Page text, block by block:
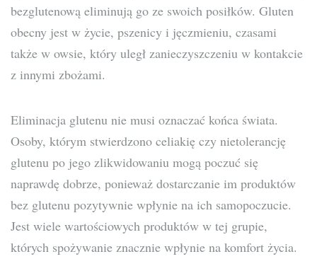
bezglutenową eliminują go ze swoich posiłków. Gluten
obecny jest w życie, pszenicy i jęczmieniu, czasami
także w owsie, który uległ zanieczyszczeniu w kontakcie
z innymi zbożami.
Eliminacja glutenu nie musi oznaczać końca świata.
Osoby, którym stwierdzono celiakię czy nietolerancję
glutenu po jego zlikwidowaniu mogą poczuć się
naprawdę dobrze, ponieważ dostarczanie im produktów
bez glutenu pozytywnie wpłynie na ich samopoczucie.
Jest wiele wartościowych produktów w tej grupie,
których spożywanie znacznie wpłynie na komfort życia.